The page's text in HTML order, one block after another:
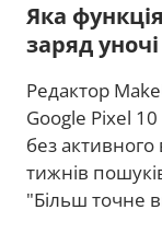
Яка
заряд уночі
Редактор
Google Pixel
без активного
тижнів
"Більш точне